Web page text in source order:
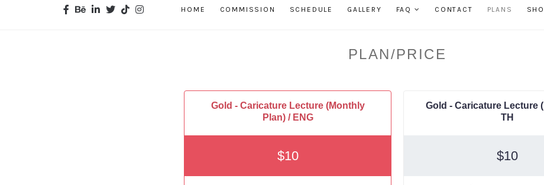
HOME COMMISSION SCHEDULE GALLERY FAQ CONTACT PLANS
PLAN/PRICE
Gold - Caricature Lecture (Monthly
Plan) / ENG
$10
Gold - Caricature Lecture
TH
$10